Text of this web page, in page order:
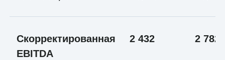
Скорректированная
EBITDA
2 432 2 782